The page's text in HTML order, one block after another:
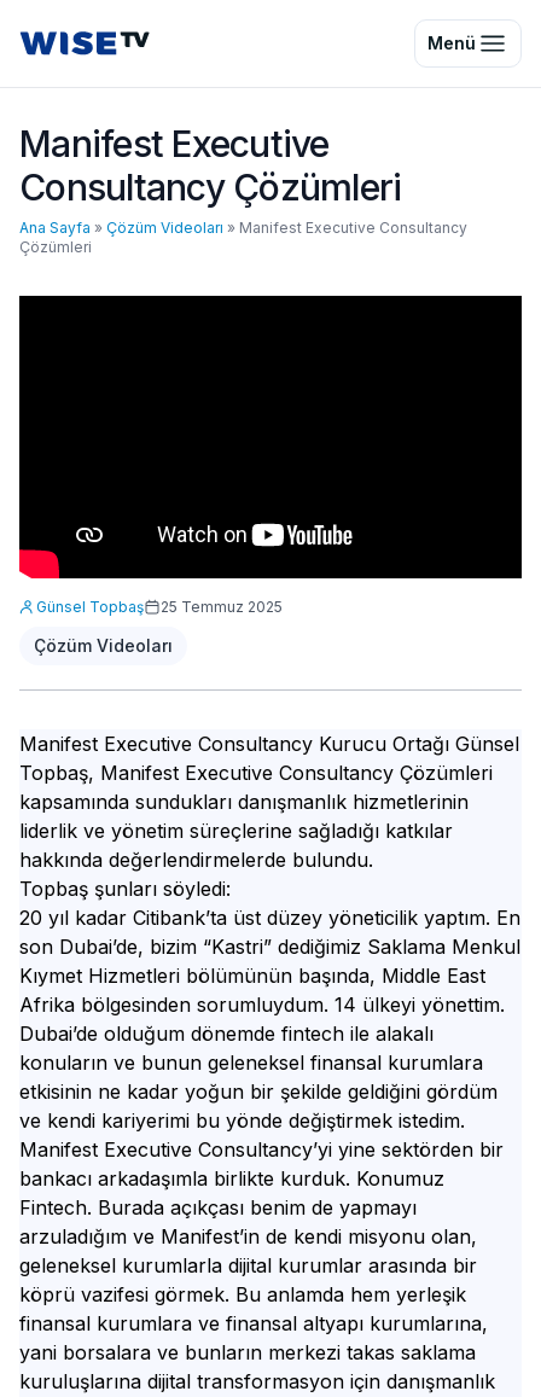
Wise TV Menü
Manifest Executive
Consultancy Çözümleri
Ana Sayfa » Çözüm Videoları » Manifest Executive Consultancy
Çözümleri
Günsel Topbaş 25 Temmuz 2025
Çözüm Videoları
Manifest Executive Consultancy Kurucu Ortağı Günsel
Topbaş, Manifest Executive Consultancy Çözümleri
kapsamında sundukları danışmanlık hizmetlerinin
liderlik ve yönetim süreçlerine sağladığı katkılar
hakkında değerlendirmelerde bulundu.
Topbaş şunları söyledi:
20 yıl kadar Citibank’ta üst düzey yöneticilik yaptım. En
son Dubai’de, bizim “Kastri” dediğimiz Saklama Menkul
Kıymet Hizmetleri bölümünün başında, Middle East
Afrika bölgesinden sorumluydum. 14 ülkeyi yönettim.
Dubai’de olduğum dönemde fintech ile alakalı
konuların ve bunun geleneksel finansal kurumlara
etkisinin ne kadar yoğun bir şekilde geldiğini gördüm
ve kendi kariyerimi bu yönde değiştirmek istedim.
Manifest Executive Consultancy’yi yine sektörden bir
bankacı arkadaşımla birlikte kurduk. Konumuz
Fintech. Burada açıkçası benim de yapmayı
arzuladığım ve Manifest’in de kendi misyonu olan,
geleneksel kurumlarla dijital kurumlar arasında bir
köprü vazifesi görmek. Bu anlamda hem yerleşik
finansal kurumlara ve finansal altyapı kurumlarına,
yani borsalara ve bunların merkezi takas saklama
kuruluşlarına dijital transformasyon için danışmanlık